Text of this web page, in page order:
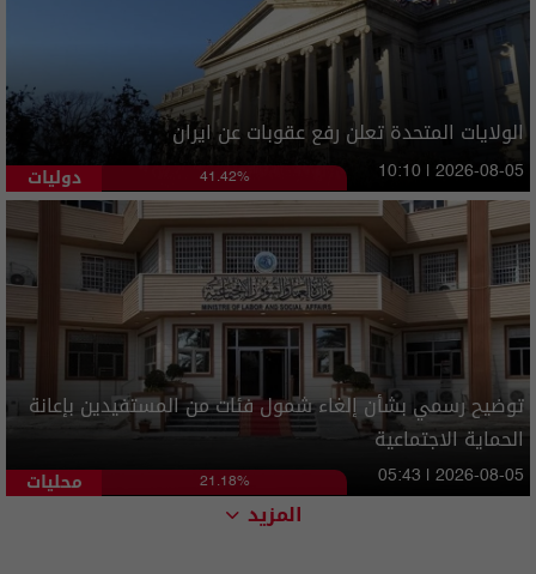
الولايات المتحدة تعلن رفع عقوبات عن ايران
دوليات 41.42% 10:10 | 2026-08-05
توضيح رسمي بشأن إلغاء شمول فئات من المستفيدين بإعانة
الحماية الاجتماعية
محليات 21.18% 05:43 | 2026-08-05
المزيد